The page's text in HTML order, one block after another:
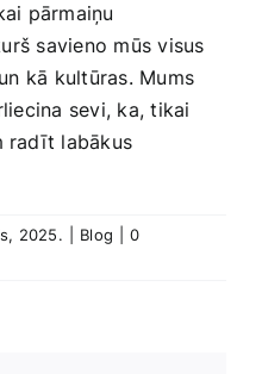
pārmaiņu
savieno mūs visus
kā kultūras. Mums
sevi, ka, tikai⁣
radīt labākus
2025. Blog
0